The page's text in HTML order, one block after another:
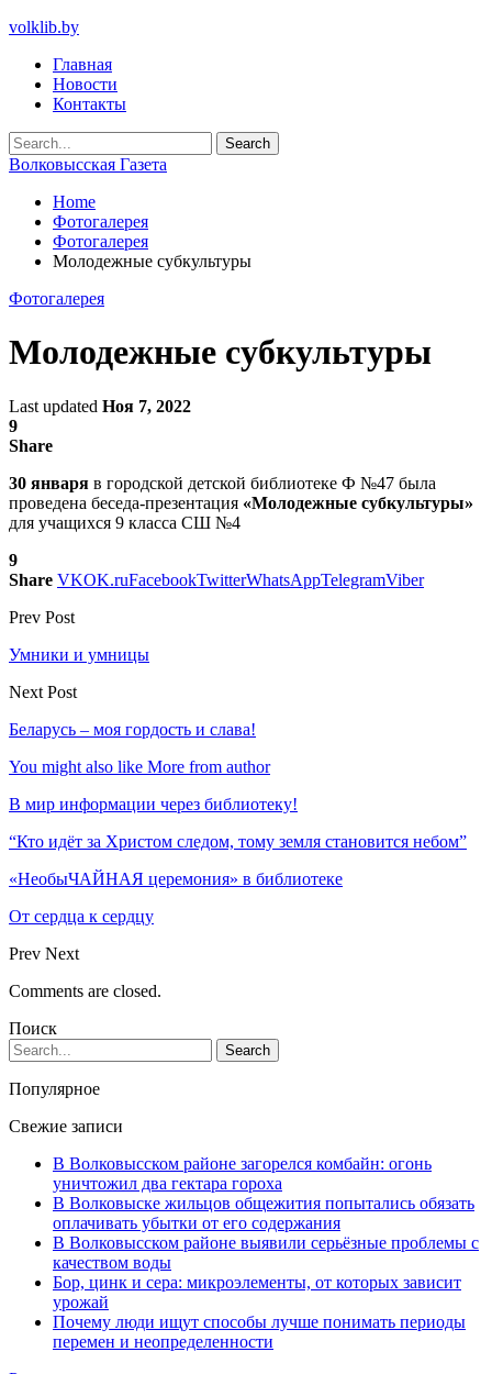
volklib.by
Главная
Новости
Контакты
Волковысская Газета
Home
Фотогалерея
Фотогалерея
Молодежные субкультуры
Фотогалерея
Молодежные субкультуры
Last updated Ноя 7, 2022
9
Share
30 января в городской детской библиотеке Ф №47 была
проведена беседа-презентация «Молодежные субкультуры»
для учащихся 9 класса СШ №4
9
Share VKOK.ruFacebookTwitterWhatsAppTelegramViber
Prev Post
Умники и умницы
Next Post
Беларусь – моя гордость и слава!
You might also like More from author
В мир информации через библиотеку!
“Кто идёт за Христом следом, тому земля становится небом”
«НеобыЧАЙНАЯ церемония» в библиотеке
От сердца к сердцу
Prev Next
Comments are closed.
Поиск
Популярное
Свежие записи
В Волковысском районе загорелся комбайн: огонь
уничтожил два гектара гороха
В Волковыске жильцов общежития попытались обязать
оплачивать убытки от его содержания
В Волковысском районе выявили серьёзные проблемы с
качеством воды
Бор, цинк и сера: микроэлементы, от которых зависит
урожай
Почему люди ищут способы лучше понимать периоды
перемен и неопределенности